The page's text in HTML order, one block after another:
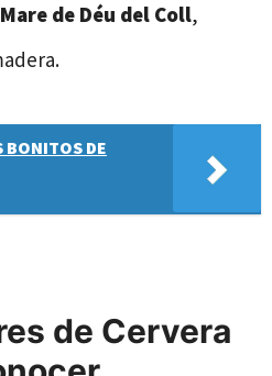
de Déu del Coll,
BONITOS DE
de Cervera